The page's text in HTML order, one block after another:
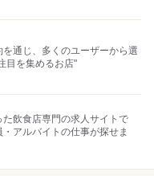
通じ、多くのユーザーから選
目を集めるお店"
た飲食店専門の求人サイトで
アルバイトの仕事が探せま